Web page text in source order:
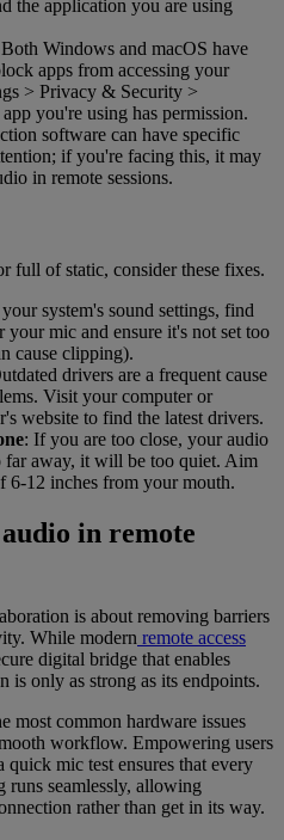
the application you are using
Windows and macOS have
apps from accessing your
> Privacy & Security >
you're using has permission.
software can have specific
if you're facing this, it may
in remote sessions.
full of static, consider these fixes.
system's sound settings, find
mic and ensure it's not set too
cause clipping).
drivers are a frequent cause
Visit your computer or
website to find the latest drivers.
: If you are too close, your audio
far away, it will be too quiet. Aim
6-12 inches from your mouth.
in remote
is about removing barriers
While modern remote access
digital bridge that enables
is only as strong as its endpoints.
most common hardware issues
workflow. Empowering users
mic test ensures that every
runs seamlessly, allowing
rather than get in its way.